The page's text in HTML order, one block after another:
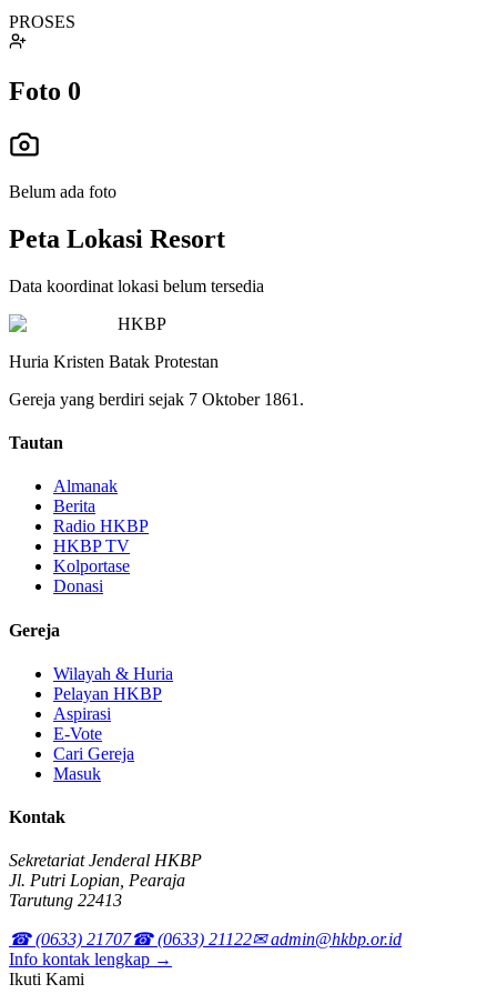
PROSES
Foto 0
Belum ada foto
Peta Lokasi Resort
Data koordinat lokasi belum tersedia
HKBP
Huria Kristen Batak Protestan
Gereja yang berdiri sejak 7 Oktober 1861.
Tautan
Almanak
Berita
Radio HKBP
HKBP TV
Kolportase
Donasi
Gereja
Wilayah & Huria
Pelayan HKBP
Aspirasi
E-Vote
Cari Gereja
Masuk
Kontak
Sekretariat Jenderal HKBP
Jl. Putri Lopian, Pearaja
Tarutung 22413
☎ (0633) 21707☎ (0633) 21122✉ admin@hkbp.or.id
Info kontak lengkap →
Ikuti Kami